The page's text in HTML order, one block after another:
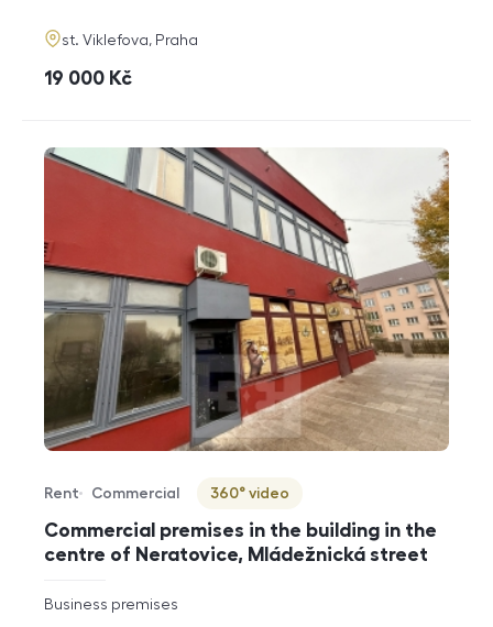
adresa
st. Viklefova, Praha
cena
19 000 Kč
Commercial premises in the building in the
centre of Neratovice, Mládežnická street
Offer type
Rent
Property type
Commercial
Virtuální prohlídka
360° video
rozměry
disposition
Business premises